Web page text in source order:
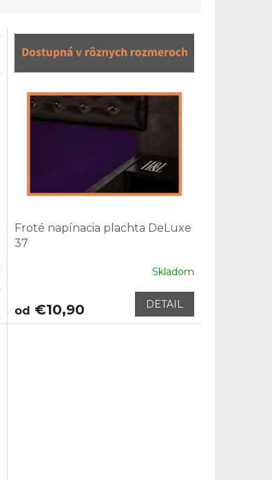
Froté napínacia plachta DeLuxe
37
Skladom
od €10,90 DETAIL